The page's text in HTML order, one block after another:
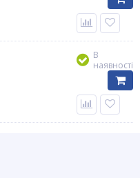
В
наявності